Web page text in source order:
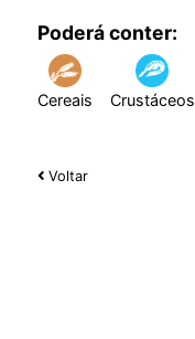
Poderá conter:
Cereais Crustáceos
Voltar